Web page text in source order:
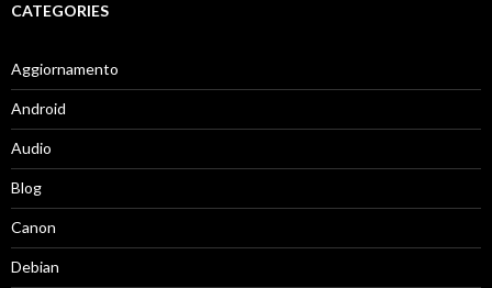
CATEGORIES
Aggiornamento
Android
Audio
Blog
Canon
Debian